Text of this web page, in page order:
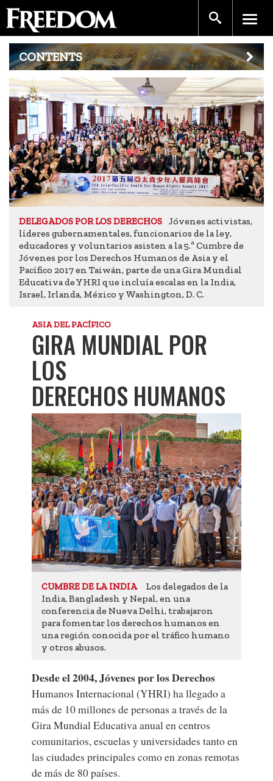
CONTENTS
DELEGADOS POR LOS DERECHOS
Jóvenes activistas,
líderes gubernamentales, funcionarios de la ley,
educadores y voluntarios asisten a la 5.ª Cumbre de
Jóvenes por los Derechos Humanos de Asia y el
Pacífico 2017 en Taiwán, parte de una Gira Mundial
Educativa de YHRI que incluía escalas en la India,
Israel, Irlanda, México y Washington, D. C.
ASIA DEL PACÍFICO
GIRA MUNDIAL POR
LOS
DERECHOS HUMANOS
CUMBRE DE LA INDIA
Los delegados de la
India, Bangladesh y Nepal, en una
conferencia de Nueva Delhi, trabajaron
para fomentar los derechos humanos en
una región conocida por el tráfico humano
y otros abusos.
Desde el 2004, Jóvenes por los Derechos
Humanos Internacional (YHRI) ha llegado a
más de 10 millones de personas a través de la
Gira Mundial Educativa anual en centros
comunitarios, escuelas y universidades tanto en
las ciudades principales como en zonas remotas
de más de 80 países.